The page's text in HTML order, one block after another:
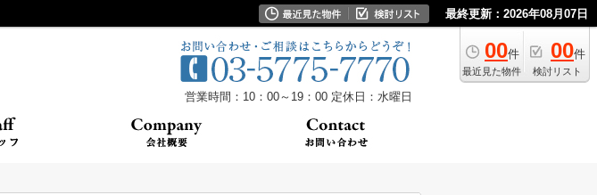
最終更新：2026年08月07日
00件
最近見た物件
00件
検討リスト
営業時間：10：00～19：00 定休日：水曜日